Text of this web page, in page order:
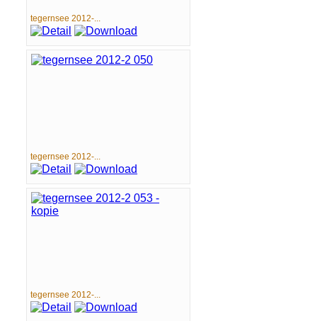
tegernsee 2012-...
tegernsee 2012-...
tegernsee 2012-...